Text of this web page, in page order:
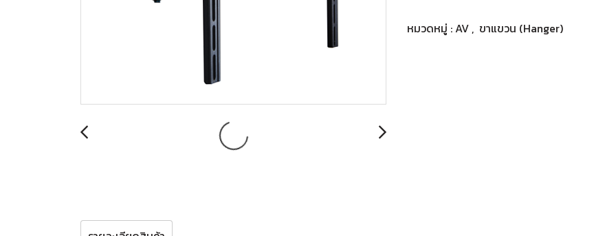
หมวดหมู่ :AV , ขาแขวน (Hanger)